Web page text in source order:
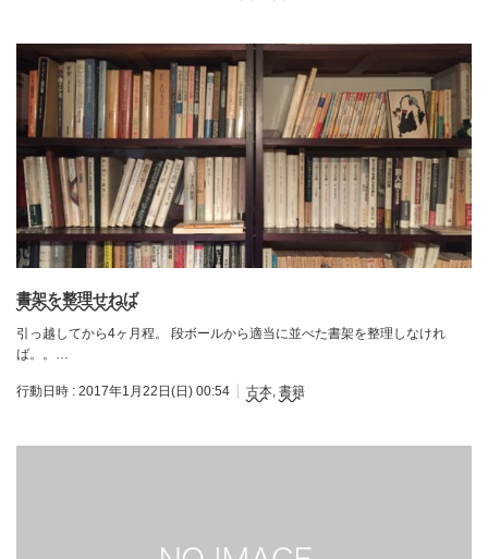
書架を整理せねば
引っ越してから4ヶ月程。 段ボールから適当に並べた書架を整理しなけれ
ば。。…
行動日時 : 2017年1月22日(日) 00:54 古本 書籍